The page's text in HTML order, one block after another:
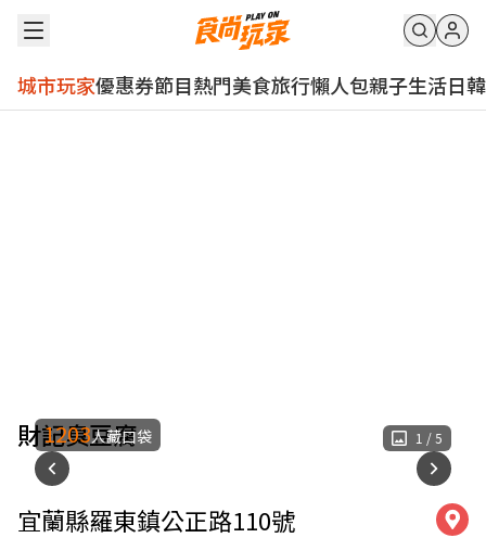
城市玩家優惠券節目熱門美食旅行懶人包親子生活日韓
財記臭豆腐 1 /5
1203人藏口袋
宜蘭縣羅東鎮公正路110號